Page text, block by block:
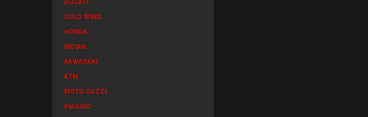
DUCATI
GOLD WING
HONDA
INDIAN
KAWASAKI
KTM
MOTO GUZZI
PIAGGIO